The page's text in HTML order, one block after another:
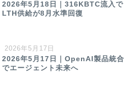
2026年5月18日｜316KBTC流入で
LTH供給が8月水準回復
2026年5月17日
2026年5月17日｜OpenAI製品統合
でエージェント未来へ